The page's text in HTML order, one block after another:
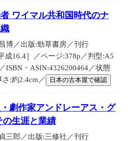
ワイマル共和国時代のナ
博／出版:勁草書房／刊行
成16.4］／ページ:378p／判型:A5
ISBN・ASIN:4326200464／状態
:約2.4cm／
日本の古本屋で確認
劇作家アンドレーアス・グ
の生涯と業績
三郎／出版:三修社／刊行